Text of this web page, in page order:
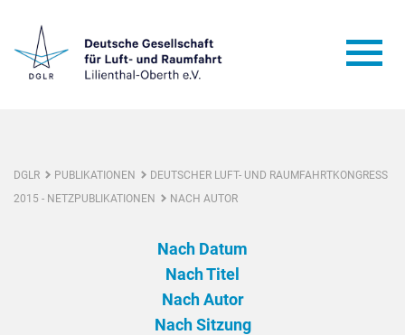
DGLR PUBLIKATIONEN
DEUTSCHER LUFT- UND RAUMFAHRTKONGRESS
2015 - NETZPUBLIKATIONEN
NACH AUTOR
Nach Datum
Nach Titel
Nach Autor
Nach Sitzung